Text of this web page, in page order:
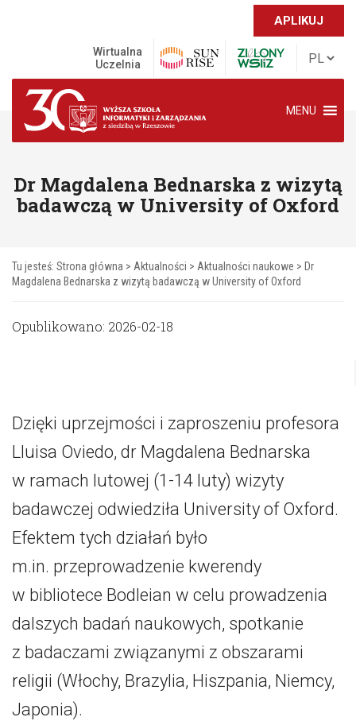
APLIKUJ
Wirtualna
Uczelnia
MENU
Dr Magdalena Bednarska z wizytą
badawczą w University of Oxford
Tu jesteś: Strona główna > Aktualności > Aktualności naukowe > Dr
Magdalena Bednarska z wizytą badawczą w University of Oxford
Opublikowano: 2026-02-18
Dzięki uprzejmości i zaproszeniu profesora
Lluisa Oviedo, dr Magdalena Bednarska
w ramach lutowej (1-14 luty) wizyty
badawczej odwiedziła University of Oxford.
Efektem tych działań było
m.in. przeprowadzenie kwerendy
w bibliotece Bodleian w celu prowadzenia
dalszych badań naukowych, spotkanie
z badaczami związanymi z obszarami
religii (Włochy, Brazylia, Hiszpania, Niemcy,
Japonia).